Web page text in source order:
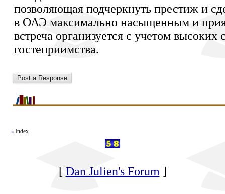
позволяющая подчеркнуть престиж и
в ОАЭ максимально насыщенным и
встреча организуется с учетом высоких
гостеприимства.
« Index
[ Dan Julien's Forum ]